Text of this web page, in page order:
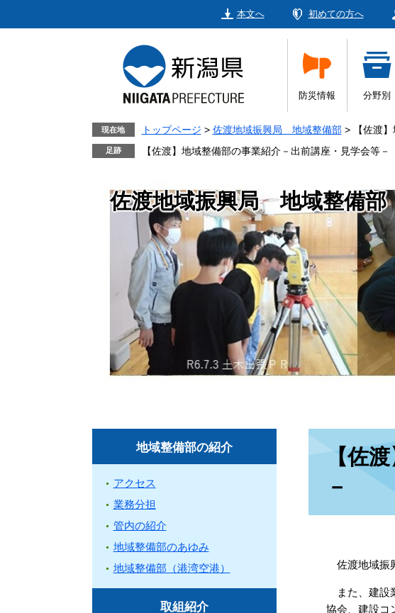
本文へ 初めての方へ
防災情報 分野別
現在地 トップページ > 佐渡地域振興局 地域整備部 >
【佐渡
【佐渡】地域整備部の事業紹介－出前講座・見学会等－
佐渡地域振興局 地域整備部
【佐
－
佐渡地域振
また、建設
協会、建設コ
地域整備部の紹介
アクセス
業務分担
管内の紹介
地域整備部のあゆみ
地域整備部（港湾空港）
取組紹介